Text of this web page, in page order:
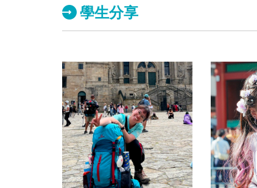
學生分享